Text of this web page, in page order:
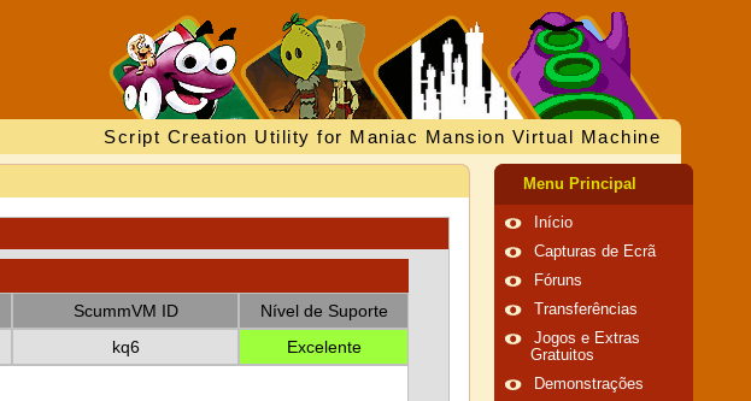
Script Creation Utility for Maniac Mansion Virtual Machine
ScummVM ID
Nível de Suporte
kq6 Excelente
Menu Principal
Início
Capturas de Ecrã
Fóruns
Transferências
Jogos e Extras
Gratuitos
Demonstrações